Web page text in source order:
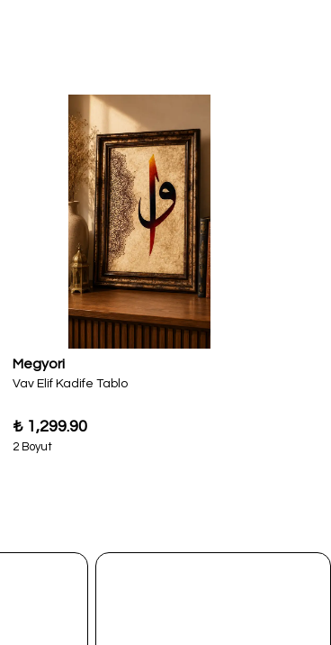
Megyori
Vav Elif Kadife Tablo
₺ 1,299.90
2 Boyut